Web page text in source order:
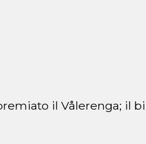
il Vålerenga; il